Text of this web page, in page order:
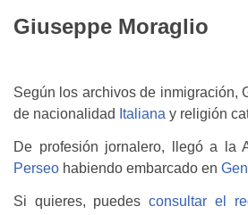
Giuseppe Moraglio
Según los archivos de inmigración,
de nacionalidad Italiana y religión
De profesión jornalero, llegó a la
Perseo habiendo embarcado en
Si quieres, puedesconsultar el